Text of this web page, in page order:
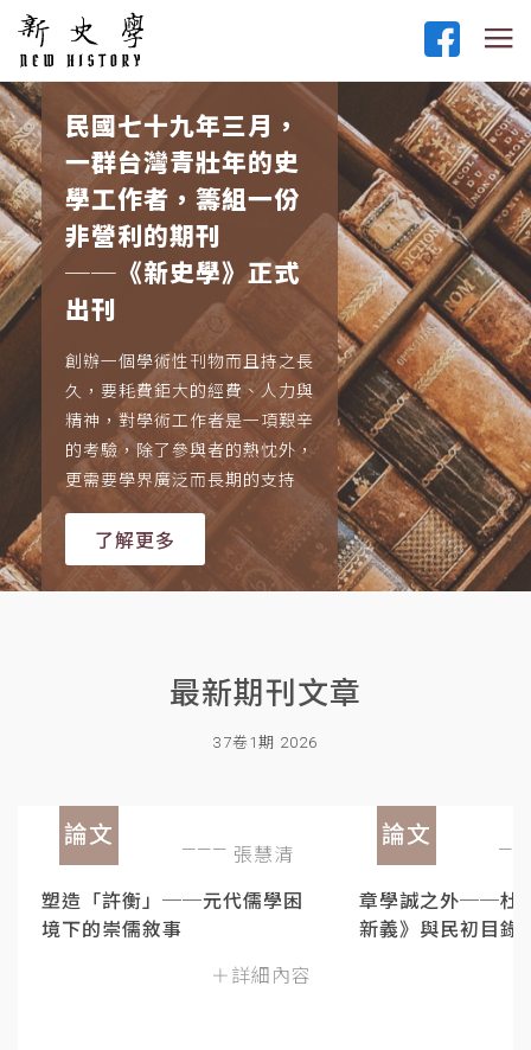
民國七十九年三月，
一群台灣青壯年的史
學工作者，籌組一份
非營利的期刊
──《新史學》正式
出刊
創辦一個學術性刊物而且持之長
久，要耗費鉅大的經費、人力與
精神，對學術工作者是一項艱辛
的考驗，除了參與者的熱忱外，
更需要學界廣泛而長期的支持
了解更多
最新期刊文章
37卷1期 2026
論文
張慧清
塑造「許衡」──元代儒學困
境下的崇儒敘事
＋詳細內容
論文
章學誠之外──杜
新義》與民初目錄